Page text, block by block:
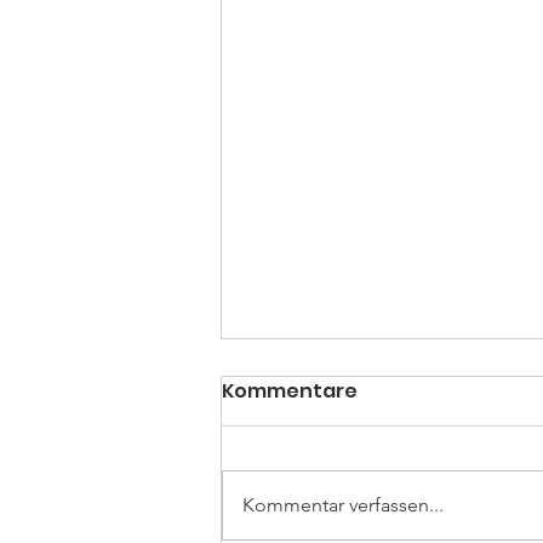
Kommentare
Kommentar verfassen...